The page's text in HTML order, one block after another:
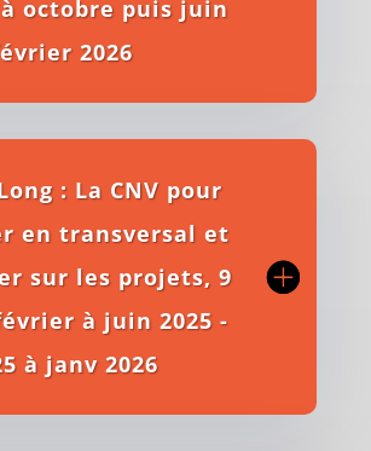
octobre puis juin
2026
: La CNV pour
en transversal et
sur les projets, 9
à juin 2025 -
à janv 2026